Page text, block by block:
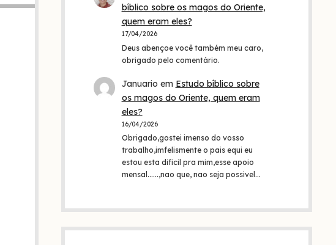
bíblico sobre os magos do Oriente,
quem eram eles?
17/04/2026
Deus abençoe você também meu caro,
obrigado pelo comentário.
Januario em Estudo bíblico sobre
os magos do Oriente, quem eram
eles?
16/04/2026
Obrigado,gostei imenso do vosso
trabalho,imfelismente o pais equi eu
estou esta dificil pra mim,esse apoio
mensal......,nao que, nao seja possivel…